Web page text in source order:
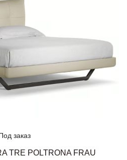
заказ
TRE POLTRONA FRAU